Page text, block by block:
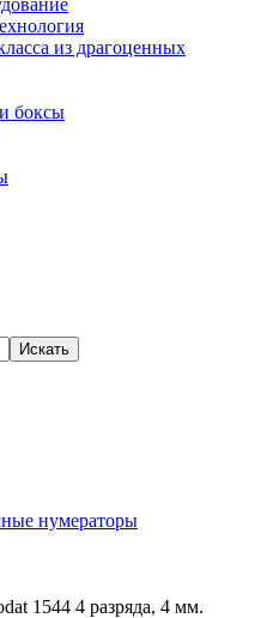
из драгоценных
боксы
Искать
нумераторы
1544 4 разряда, 4 мм.